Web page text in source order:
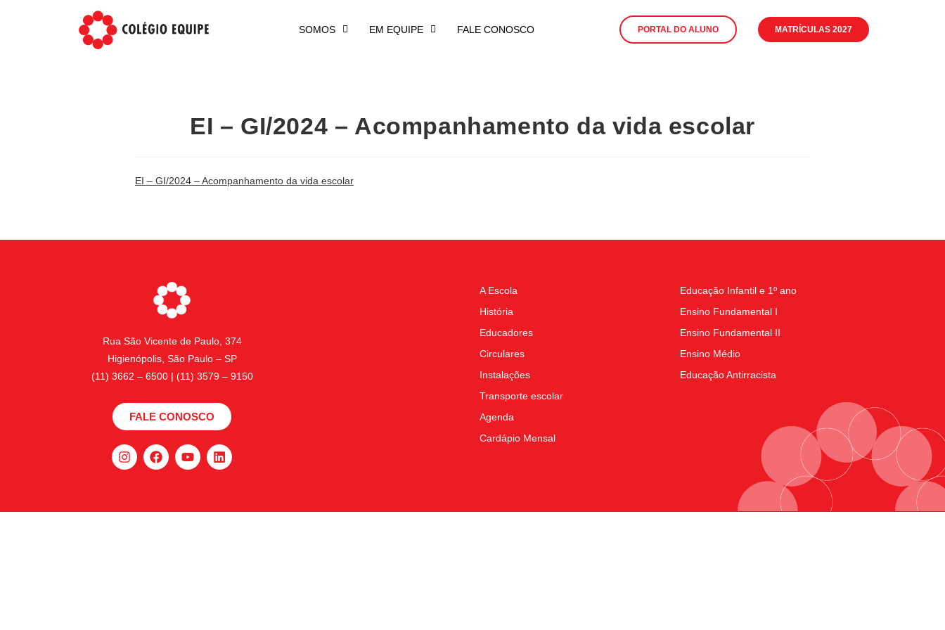
SOMOS EM EQUIPE FALE CONOSCO PORTAL DO ALUNO MATRÍCULAS 2027
EI – GI/2024 – Acompanhamento da vida escolar
EI – GI/2024 – Acompanhamento da vida escolar
Rua São Vicente de Paulo, 374
Higienópolis, São Paulo – SP
(11) 3662 – 6500 | (11) 3579 – 9150
FALE CONOSCO
A Escola
História
Educadores
Circulares
Instalações
Transporte escolar
Agenda
Cardápio Mensal
Educação Infantil e 1º ano
Ensino Fundamental I
Ensino Fundamental II
Ensino Médio
Educação Antirracista